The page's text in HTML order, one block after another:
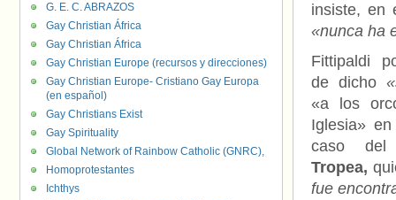
insiste, en
«nunca ha
Fittipaldi
de dicho
«a los
Iglesia»
caso
Tropea,
fue
G. E. C. ABRAZOS
Gay Christian África
Gay Christian África
Gay Christian Europe (recursos y direcciones)
Gay Christian Europe- Cristiano Gay Europa
(en español)
Gay Christians Exist
Gay Spirituality
Global Network of Rainbow Catholic (GNRC),
Homoprotestantes
Ichthys